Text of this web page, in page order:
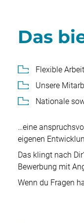
Das
Flexible
Unsere
Nationale
…eine
eigenen
Das klingt nach
Bewerbung mit
Wenn du Fragen